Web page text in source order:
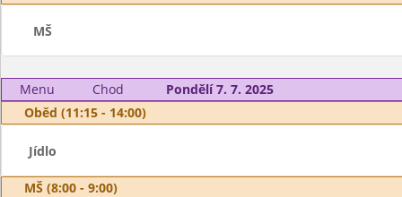
MŠ
Menu Chod
Pondělí 7. 7. 2025
Oběd (11:15 - 14:00)
Jídlo
MŠ (8:00 - 9:00)